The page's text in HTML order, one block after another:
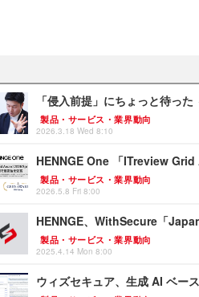
「侵入前提」にちょっと待っ
製品・サービス・業界動向
2026.3.18 Wed 8:10
HENNGE One 「ITreview
製品・サービス・業界動向
2026.5.8 Fri 8:00
HENNGE、WithSecure「
製品・サービス・業界動向
2025.4.14 Mon 8:00
ウィズセキュア、生成 AI ベ